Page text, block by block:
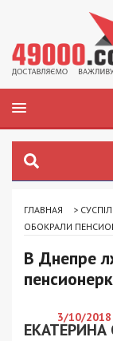
ГЛАВНАЯ >
ОБОКРАЛИ
В Днепре
3/10/2018